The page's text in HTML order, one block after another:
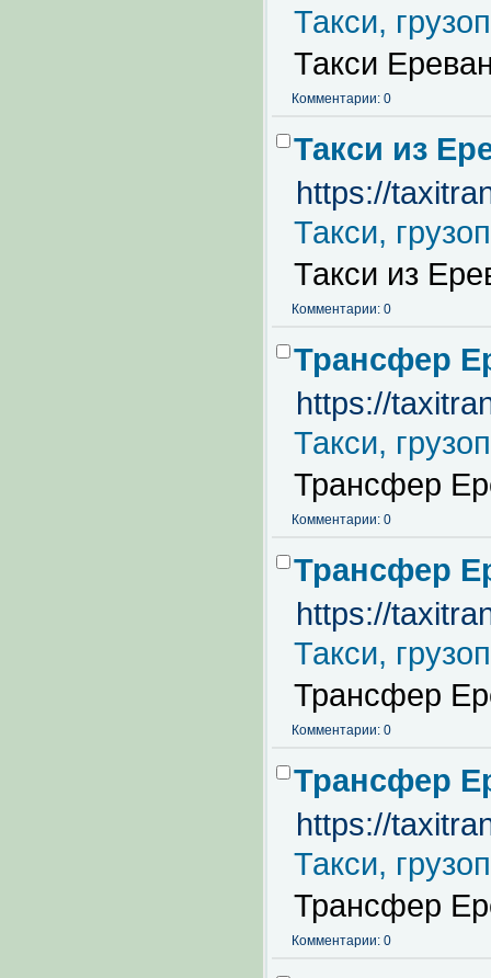
Такси,
Такси
Комментарии: 0
Такси из
https://
Такси,
Такси из
Комментарии: 0
Трансфер
https://
Такси,
Трансфер
Комментарии: 0
Трансфер
https://
Такси,
Трансфер
Комментарии: 0
Трансфер
https://
Такси,
Трансфер
Комментарии: 0